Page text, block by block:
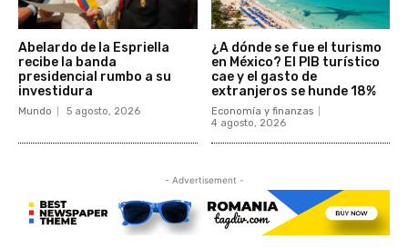
Abelardo de la Espriella
recibe la banda
presidencial rumbo a su
investidura
Mundo 5 agosto, 2026
¿A dónde se fue el turismo
en México? El PIB turístico
cae y el gasto de
extranjeros se hunde 18%
Economía y finanzas
4 agosto, 2026
- Advertisement -